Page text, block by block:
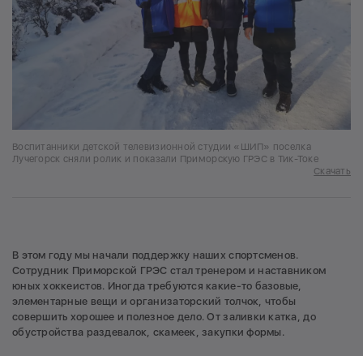
Воспитанники детской телевизионной студии «ШИП» поселка
Лучегорск сняли ролик и показали Приморскую ГРЭС в Тик-Токе
Скачать
В этом году мы начали поддержку наших спортсменов.
Сотрудник Приморской ГРЭС стал тренером и наставником
юных хоккеистов. Иногда требуются какие-то базовые,
элементарные вещи и организаторский толчок, чтобы
совершить хорошее и полезное дело. От заливки катка, до
обустройства раздевалок, скамеек, закупки формы.